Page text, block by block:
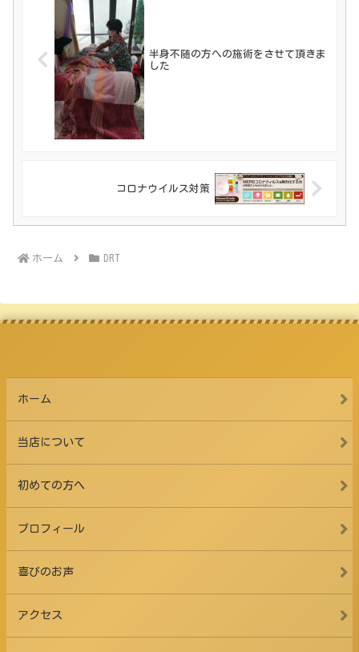
半身不随の方への施術をさせて頂きま
した
コロナウイルス対策
ホーム DRT
ホーム
当店について
初めての方へ
プロフィール
喜びのお声
アクセス